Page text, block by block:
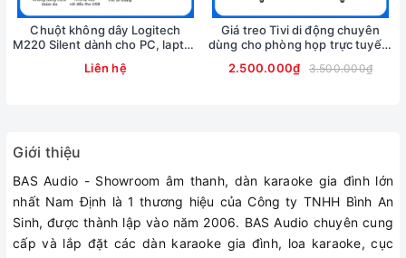
dụng nhấn thu âm
Thiết kế chuột bay V6 nhỏ gọn, dễ sử dụng
Chuột không dây Logitech
M220 Silent dành cho PC, laptop
Liên hệ
Giá treo Tivi di động chuyên
dùng cho phòng họp trực tuyến,
khách sạn
2.500.000₫ 3.500.000₫
Giới thiệu
BAS Audio - Showroom âm thanh, dàn karaoke gia đình lớn
nhất Nam Định là 1 thương hiệu của Công ty TNHH Bình An
Sinh, được thành lập vào năm 2006. BAS Audio chuyên cung
cấp và lắp đặt các dàn karaoke gia đình, loa karaoke, cục